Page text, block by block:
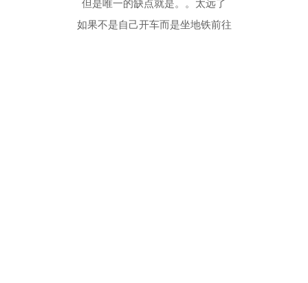
但是唯一的缺点就是。。太远了
如果不是自己开车而是坐地铁前往